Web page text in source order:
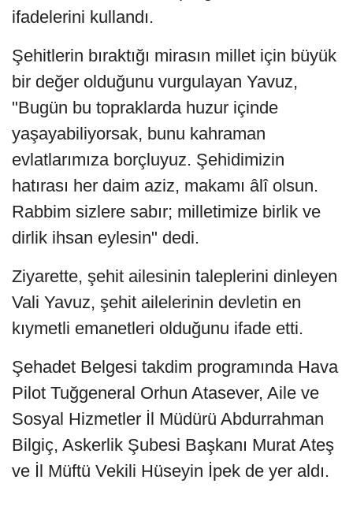
ifadelerini kullandı.
Şehitlerin bıraktığı mirasın millet için büyük
bir değer olduğunu vurgulayan Yavuz,
"Bugün bu topraklarda huzur içinde
yaşayabiliyorsak, bunu kahraman
evlatlarımıza borçluyuz. Şehidimizin
hatırası her daim aziz, makamı âlî olsun.
Rabbim sizlere sabır; milletimize birlik ve
dirlik ihsan eylesin" dedi.
Ziyarette, şehit ailesinin taleplerini dinleyen
Vali Yavuz, şehit ailelerinin devletin en
kıymetli emanetleri olduğunu ifade etti.
Şehadet Belgesi takdim programında Hava
Pilot Tuğgeneral Orhun Atasever, Aile ve
Sosyal Hizmetler İl Müdürü Abdurrahman
Bilgiç, Askerlik Şubesi Başkanı Murat Ateş
ve İl Müftü Vekili Hüseyin İpek de yer aldı.